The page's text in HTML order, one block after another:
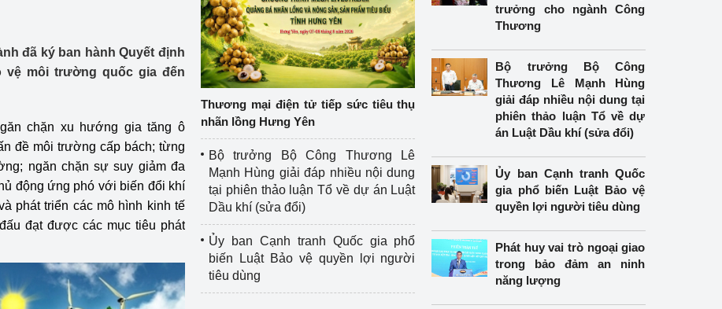
trưởng
luận
Họp báo
Điểm báo
Lâm Thủy sản
lực
Tổ chức kiểm định kỹ thuật an toàn lao
động thuộc thẩm quyền quản lý của
đã ký ban hành Quyết định
vệ môi trường quốc gia đến
chặn xu hướng gia tăng ô
đề môi trường cấp bách; từng
ngăn chặn sự suy giảm đa
động ứng phó với biến đổi khí
phát triển các mô hình kinh tế
đạt được các mục tiêu phát
Thương mại điện tử tiếp sức tiêu thụ
nhãn lồng Hưng Yên
Bộ trưởng Bộ Công Thương Lê
Mạnh Hùng giải đáp nhiều nội dung
tại phiên thảo luận Tổ về dự án Luật
Dầu khí (sửa đổi)
Ủy ban Cạnh tranh Quốc gia phổ
biến Luật Bảo vệ quyền lợi người
tiêu dùng
trưởng cho ngành Công
Thương
Bộ trưởng Bộ Công
Thương Lê Mạnh Hùng
giải đáp nhiều nội dung tại
phiên thảo luận Tổ về dự
án Luật Dầu khí (sửa đổi)
Ủy ban Cạnh tranh Quốc
gia phổ biến Luật Bảo vệ
quyền lợi người tiêu dùng
Phát huy vai trò ngoại giao
trong bảo đảm an ninh
năng lượng